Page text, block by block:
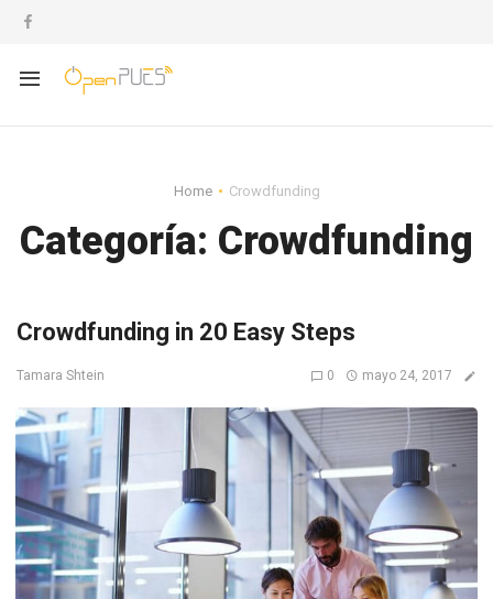
Home Crowdfunding
Categoría: Crowdfunding
Crowdfunding in 20 Easy Steps
Tamara Shtein 0 mayo 24, 2017